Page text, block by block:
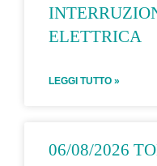
ELETTRICA
LEGGI TUTTO »
06/08/2026